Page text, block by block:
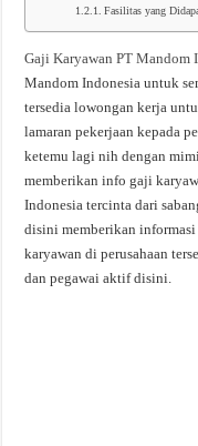
Fasilitas yang
Gaji Karyawan PT Mandom
Mandom Indonesia untuk
tersedia lowongan kerja
lamaran pekerjaan kepada
ketemu lagi nih dengan
memberikan info gaji
Indonesia tercinta dari
disini memberikan
karyawan di perusahaan
dan pegawai aktif disini.